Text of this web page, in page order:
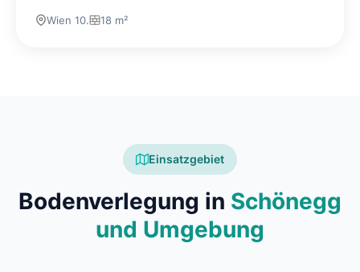
Wien 10. 18 m²
Einsatzgebiet
Bodenverlegung in Schönegg
und Umgebung